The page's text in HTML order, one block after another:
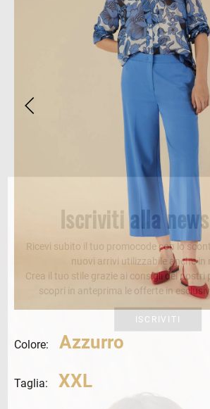
Colore: Azzurro
Taglia: XXL
Iscriviti alla
Ricevi subito il tuo promocode con lo
nuovi arrivi utilizzabile anche in
Crea il tuo stile grazie ai consigli dei nostri
scopri in anteprima le offerte in
ISCRIVITI